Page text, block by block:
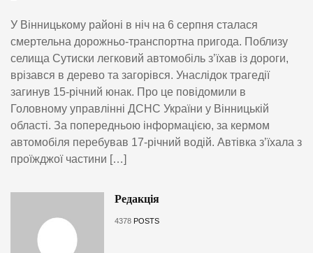
У Вінницькому районі в ніч на 6 серпня сталася
смертельна дорожньо-транспортна пригода. Поблизу
селища Сутиски легковий автомобіль з’їхав із дороги,
врізався в дерево та загорівся. Унаслідок трагедії
загинув 15-річний юнак. Про це повідомили в
Головному управлінні ДСНС України у Вінницькій
області. За попередньою інформацією, за кермом
автомобіля перебував 17-річний водій. Автівка з’їхала з
проїжджої частини […]
Редакція
4378 POSTS